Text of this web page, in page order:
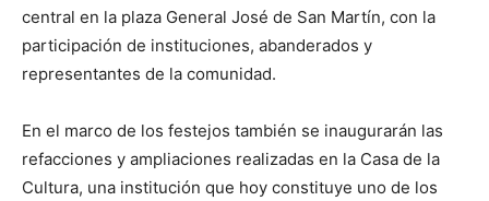
central en la plaza General José de San Martín, con la
participación de instituciones, abanderados y
representantes de la comunidad.
En el marco de los festejos también se inaugurarán las
refacciones y ampliaciones realizadas en la Casa de la
Cultura, una institución que hoy constituye uno de los